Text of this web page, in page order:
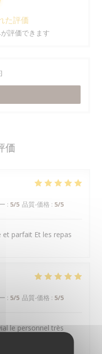
価
: 5/5 品質-価格 : 5/5
et parfait Et les repas
: 5/5 品質-価格 : 5/5
le personnel très
toujours un très
た評価
評価できます